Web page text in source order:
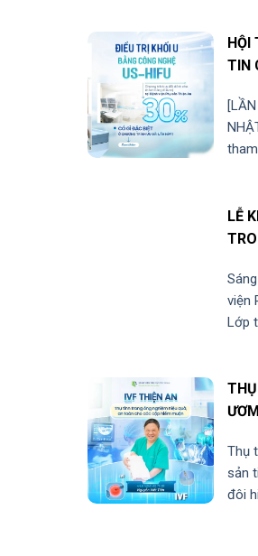
HỘI
TIN
LỄ
viện
Lớp
Thụ
sản
đôi